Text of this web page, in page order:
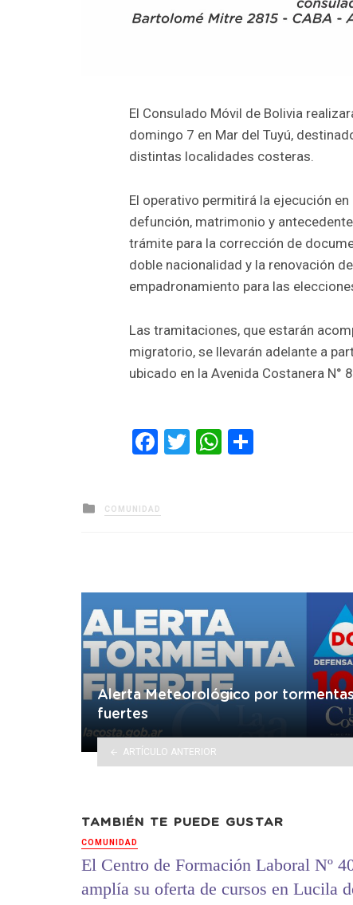
El Consulado Móvil de Bolivia
domingo 7 en Mar del Tuyú,
distintas localidades costeras.
El operativo permitirá la ejecución
defunción, matrimonio y
trámite para la corrección de
doble nacionalidad y la renovación
empadronamiento para las
Las tramitaciones, que estarán
migratorio, se llevarán adelante a
ubicado en la Avenida Costanera N°
Facebook
TwitterWhatsApp
Posted
in
COMUNIDAD
Alerta Meteorológico por
fuertes
ARTÍCULO ANTERIOR
TAMBIÉN TE PUEDE GUSTAR
COMUNIDAD
El Centro de Formación Laboral Nº
amplía su oferta de cursos en Lucila